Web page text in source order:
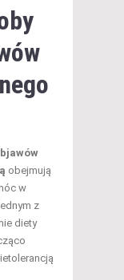
obejmują
w
z
diety